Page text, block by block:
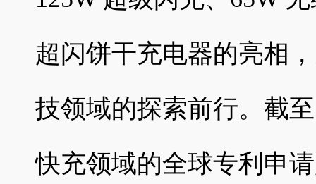
超闪饼干充电器的亮相
技领域的探索前行。截
快充领域的全球专利申